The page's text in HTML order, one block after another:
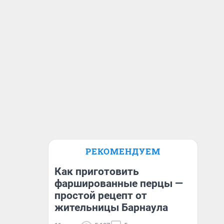
РЕКОМЕНДУЕМ
Как приготовить
фаршированные перцы —
простой рецепт от
жительницы Барнаула